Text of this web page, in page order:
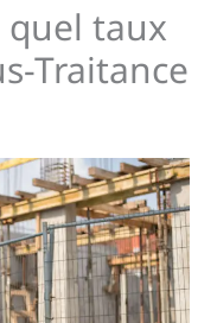
quel taux
Traitance